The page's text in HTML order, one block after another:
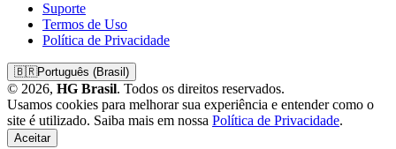
Suporte
Termos de Uso
Política de Privacidade
🇧🇷Português (Brasil)
© 2026, HG Brasil. Todos os direitos reservados.
Usamos cookies para melhorar sua experiência e entender como o
site é utilizado. Saiba mais em nossa Política de Privacidade.
Aceitar